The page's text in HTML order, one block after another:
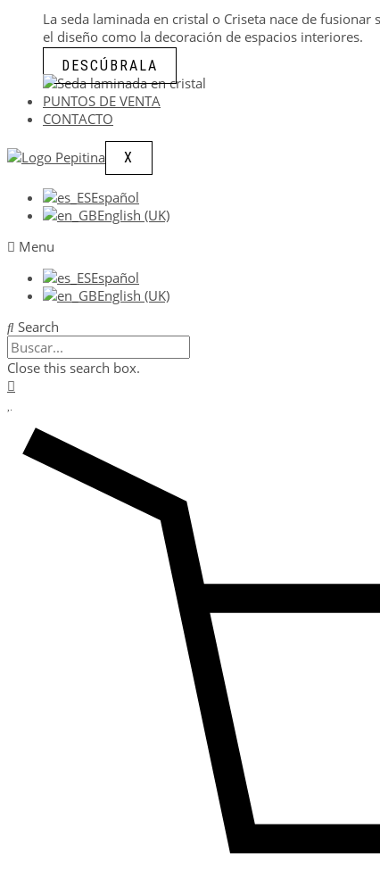
La seda laminada en cristal o Criseta nace de
el diseño como la decoración de espacios interiores.
DESCÚBRALA
PUNTOS DE VENTA
CONTACTO
X
Español
English (UK)
Menu
Español
English (UK)
Search
Close this search box.